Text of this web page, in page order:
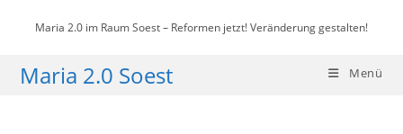
Maria 2.0 im Raum Soest – Reformen jetzt! Veränderung gestalten!
Maria 2.0 Soest Menü